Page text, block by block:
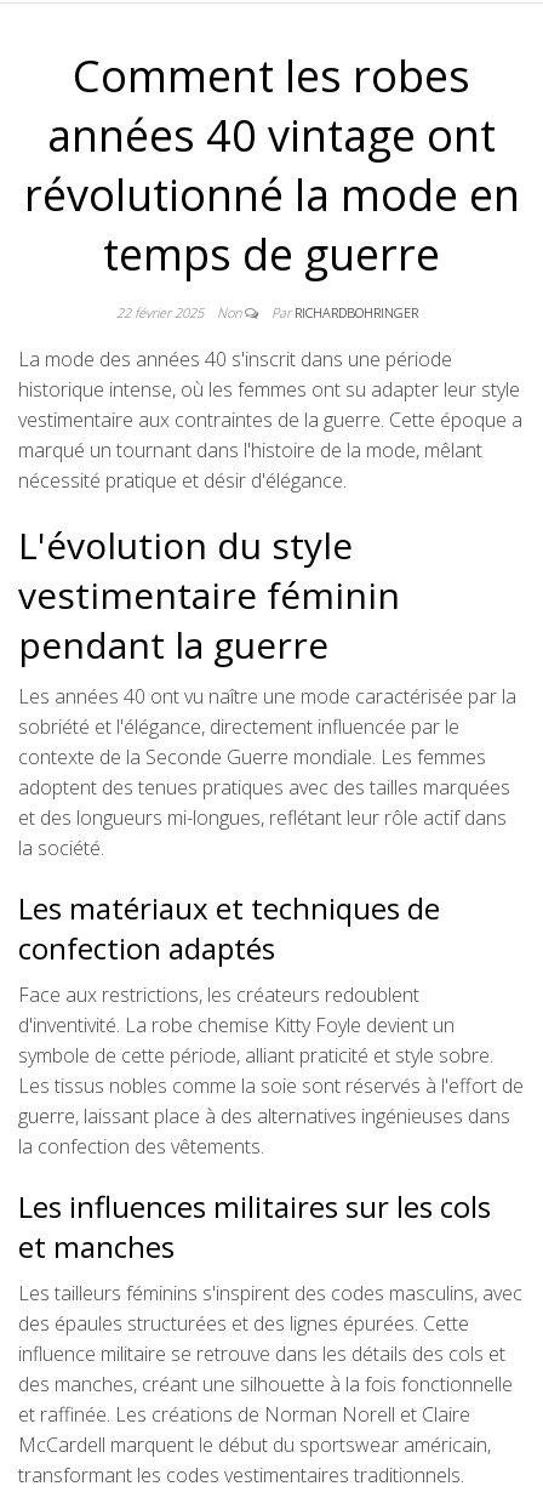
Comment les robes
années 40 vintage ont
révolutionné la mode en
temps de guerre
22 février 2025 Non ParRICHARDBOHRINGER
La mode des années 40 s'inscrit dans une période
historique intense, où les femmes ont su adapter leur style
vestimentaire aux contraintes de la guerre. Cette époque a
marqué un tournant dans l'histoire de la mode, mêlant
nécessité pratique et désir d'élégance.
L'évolution du style
vestimentaire féminin
pendant la guerre
Les années 40 ont vu naître une mode caractérisée par la
sobriété et l'élégance, directement influencée par le
contexte de la Seconde Guerre mondiale. Les femmes
adoptent des tenues pratiques avec des tailles marquées
et des longueurs mi-longues, reflétant leur rôle actif dans
la société.
Les matériaux et techniques de
confection adaptés
Face aux restrictions, les créateurs redoublent
d'inventivité. La robe chemise Kitty Foyle devient un
symbole de cette période, alliant praticité et style sobre.
Les tissus nobles comme la soie sont réservés à l'effort de
guerre, laissant place à des alternatives ingénieuses dans
la confection des vêtements.
Les influences militaires sur les cols
et manches
Les tailleurs féminins s'inspirent des codes masculins, avec
des épaules structurées et des lignes épurées. Cette
influence militaire se retrouve dans les détails des cols et
des manches, créant une silhouette à la fois fonctionnelle
et raffinée. Les créations de Norman Norell et Claire
McCardell marquent le début du sportswear américain,
transformant les codes vestimentaires traditionnels.